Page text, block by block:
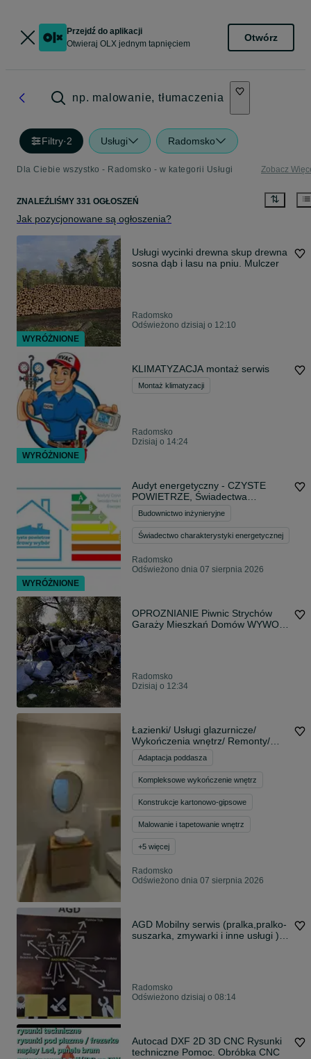
Przejdź do aplikacji
Otwieraj OLX jednym tapnięciem
Otwórz
np. malowanie, tłumaczenia
Filtry·2 Usługi Radomsko
Dla Ciebie wszystko - Radomsko - w kategorii Usługi Zobacz
ZNALEŹLIŚMY 331 OGŁOSZEŃ
Jak pozycjonowane są ogłoszenia?
Usługi wycinki drewna skup drewna
sosna dąb i lasu na pniu. Mulczer
Radomsko
Odświeżono dzisiaj o 12:10
KLIMATYZACJA montaż serwis
Montaż klimatyzacji
Radomsko
Dzisiaj o 14:24
Audyt energetyczny - CZYSTE
POWIETRZE, Świadectwa
Charakterystyki Energetycznej
Budownictwo inżynieryjne
Świadectwo charakterystyki energetycznej
Radomsko
Odświeżono dnia 07 sierpnia 2026
OPROZNIANIE Piwnic Strychów
Garaży Mieszkań Domów WYWOZ
Radomsko
Dzisiaj o 12:34
Łazienki/ Usługi glazurnicze/
Wykończenia wnętrz/ Remonty/
Sucha zabudowa/ Podwieszane
sufity/ Malowanie
Adaptacja poddasza
Kompleksowe wykończenie wnętrz
Konstrukcje kartonowo-gipsowe
Malowanie i tapetowanie wnętrz
+5 więcej
Radomsko
Odświeżono dnia 07 sierpnia 2026
AGD Mobilny serwis (pralka,pralko-
suszarka, zmywarki i inne usługi )
Radomsko
Odświeżono dzisiaj o 08:14
Autocad DXF 2D 3D CNC Rysunki
techniczne Pomoc. Obróbka CNC
WYRÓŻNIONE
WYRÓŻNIONE
WYRÓŻNIONE